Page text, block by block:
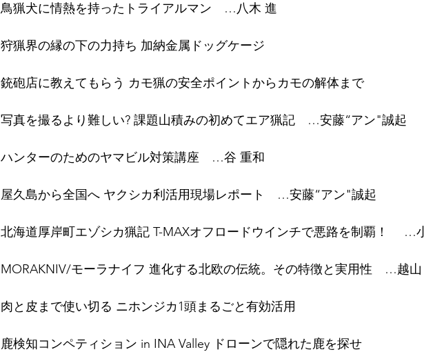
鳥猟犬に情熱を持ったトライアルマン　…八木 進
狩猟界の縁の下の力持ち 加納金属ドッグケージ
銃砲店に教えてもらう カモ猟の安全ポイントからカモの解体まで
写真を撮るより難しい? 課題山積みの初めてエア猟記　…安藤“アン"誠起
ハンターのためのヤマビル対策講座　…谷 重和
屋久島から全国へ ヤクシカ利活用現場レポート　…安藤“アン"誠起
北海道厚岸町エゾシカ猟記 T-MAXオフロードウインチで悪路を制覇！ 　…
MORAKNIV/モーラナイフ 進化する北欧の伝統。その特徴と実用性　…越
肉と皮まで使い切る ニホンジカ1頭まるごと有効活用
鹿検知コンペティション in INA Valley ドローンで隠れた鹿を探せ